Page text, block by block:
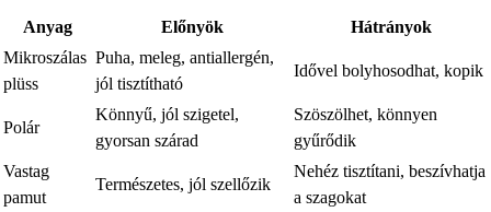
Anyag Előnyök
Hátrányok
Mikroszálas
plüss
Puha, meleg, antiallergén,
jól tisztítható
Idővel bolyhosodhat, kopik
Polár
Könnyű, jól szigetel,
gyorsan szárad
Szöszölhet, könnyen
gyűrődik
Vastag
pamut
Természetes, jól szellőzik
Nehéz tisztítani, beszívhatja
a szagokat